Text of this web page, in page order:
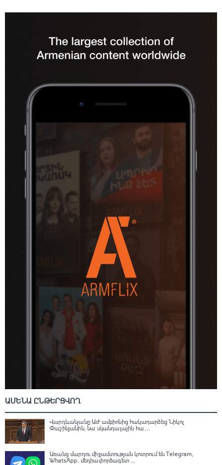
ԱՄԵՆԱ ԸՆԹԵՐՑՎՈՂ
Վարդևանյանը ԱԺ ամբիոնից հակադարձեց Նիկոլ
Փաշինյանին․ նա սկանդալային հա ...
Առանց մարդու միջամտության կոտրում են Telegram,
WhatsApp․ մեդիափորձագետ ...